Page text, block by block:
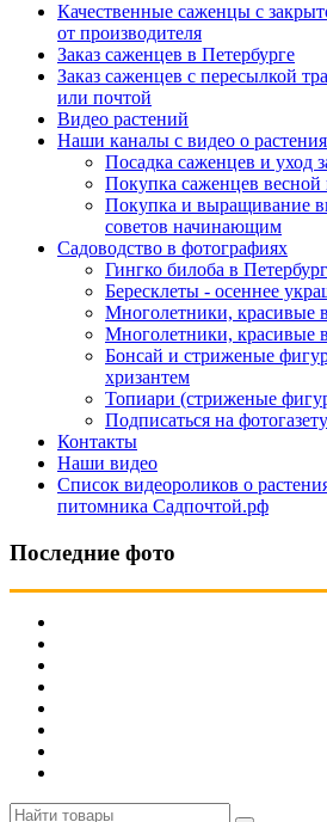
Качественные саженцы с
от производителя
Заказ саженцев в Петербурге
Заказ саженцев с пересылкой
или почтой
Видео растений
Наши каналы с видео о
Посадка саженцев и уход
Покупка саженцев весной
Покупка и выращивание
советов начинающим
Садоводство в фотографиях
Гингко билоба в
Бересклеты - осеннее
Многолетники, красивые
Многолетники, красивые
Бонсай и стриженые
хризантем
Топиари (стриженые
Подписаться на фотогазету
Контакты
Наши видео
Список видеороликов о
питомника Садпочтой.рф
Последние фото